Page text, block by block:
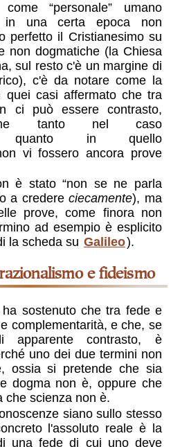
“personale” umano
in una certa epoca non
perfetto il Cristianesimo su
non dogmatiche (la Chiesa
sul resto c'è un margine di
c'è da notare come la
quei casi affermato che tra
ci può essere contrasto,
tanto nel caso
quanto in quello
vi fossero ancora prove
è stato “non se ne parla
a credereciecamente), ma
prove, come finora non
ad esempio è esplicito
la scheda su Galileo).
e fideismo
sostenuto che tra fede e
complementarità, e che, se
contrasto, è
uno dei due termini non
ossia si pretende che sia
dogma non è, oppure che
che scienza non è.
siano sullo stesso
l'assoluto reale è la
una fede di cui uno deve